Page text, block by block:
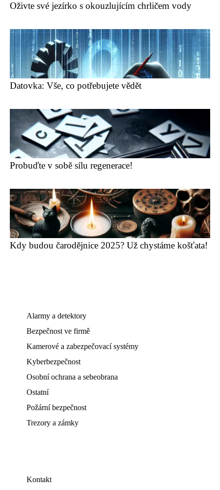
Oživte své jezírko s okouzlujícím chrličem vody
Datovka: Vše, co potřebujete vědět
Probuďte v sobě sílu regenerace!
Kdy budou čarodějnice 2025? Už chystáme košťata!
Alarmy a detektory
Bezpečnost ve firmě
Kamerové a zabezpečovací systémy
Kyberbezpečnost
Osobní ochrana a sebeobrana
Ostatní
Požární bezpečnost
Trezory a zámky
Kontakt